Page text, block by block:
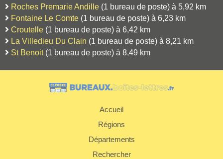
Roches Premarie Andille (1 bureau de poste) à 5,92 km
Fontaine Le Comte (1 bureau de poste) à 6,23 km
Croutelle (1 bureau de poste) à 6,42 km
La Villedieu Du Clain (1 bureau de poste) à 8,21 km
St Benoit(1 bureau de poste) à 8,49 km
Accueil
Régions
Départements
Rechercher